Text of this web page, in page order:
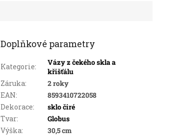
Doplňkové parametry
Kategorie:
Vázy z čekého skla a
křišťálu
Záruka:
2 roky
EAN:
8593410722058
Dekorace:
sklo čiré
Tvar:
Globus
Výška:
30,5 cm